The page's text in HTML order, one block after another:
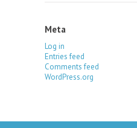
Meta
Log in
Entries feed
Comments feed
WordPress.org